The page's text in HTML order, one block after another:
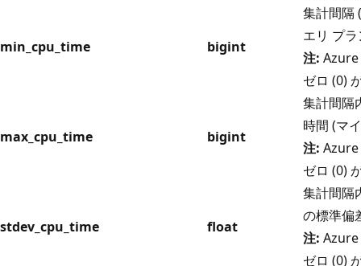
min_cpu_time bigint
集計間隔
エリ プ
注: Azure
ゼロ (0)
max_cpu_time bigint
集計間隔
時間 (マ
注: Azure
ゼロ (0)
stdev_cpu_time float
集計間隔
の標準偏
注: Azure
ゼロ (0)